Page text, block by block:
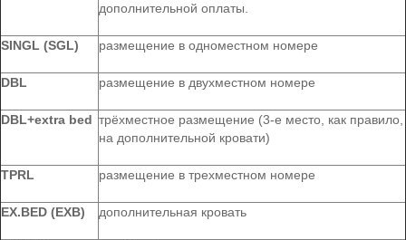
дополнительной оплаты.
SINGL (SGL) размещение в одноместном номере
DBL размещение в двухместном номере
DBL+extra bed трёхместное размещение (3-е место, как правило,
на дополнительной кровати)
TPRL размещение в трехместном номере
EX.BED (EXB) дополнительная кровать